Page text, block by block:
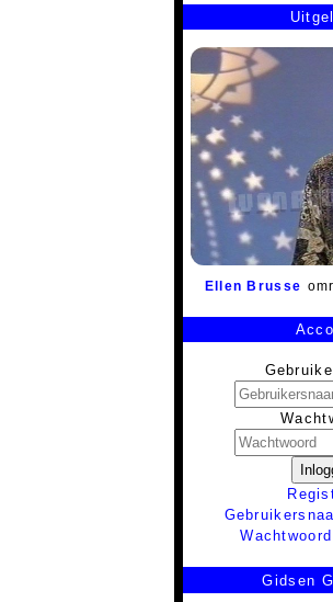
Ellen Brusse
Gidsen